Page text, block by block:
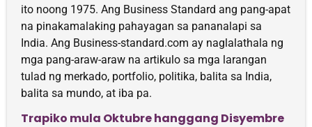
ito noong 1975. Ang Business Standard ang pang-apat
na pinakamalaking pahayagan sa pananalapi sa
India. Ang Business-standard.com ay naglalathala ng
mga pang-araw-araw na artikulo sa mga larangan
tulad ng merkado, portfolio, politika, balita sa India,
balita sa mundo, at iba pa.
Trapiko mula Oktubre hanggang Disyembre